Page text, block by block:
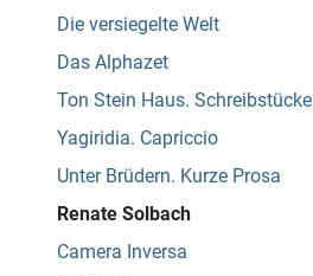
Die versiegelte Welt
Das Alphazet
Ton Stein Haus. Schreibstücke
Yagiridia. Capriccio
Unter Brüdern. Kurze Prosa
Renate Solbach
Camera Inversa